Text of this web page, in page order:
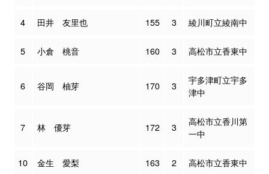
4 田井 友里也 155 3 綾川町立綾南中
5 小倉 桃音 160 3 高松市立香東中
6 谷岡 柚芽 170 3
宇多津町立宇多
津中
7 林 優芽 172 3
高松市立香川第
一中
10 金生 愛梨 163 2 高松市立香東中